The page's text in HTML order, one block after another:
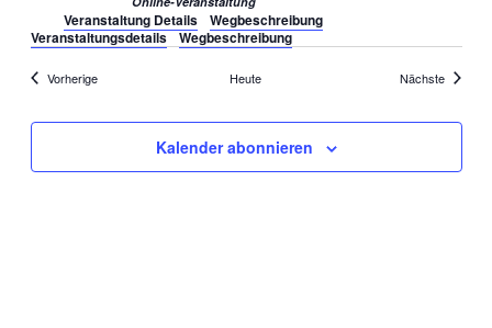
Veranstaltung Details
Wegbeschreibung
Veranstaltungsdetails
Wegbeschreibung
VorherigeVeranstaltungen Heute Nächste
Kalender abonnieren